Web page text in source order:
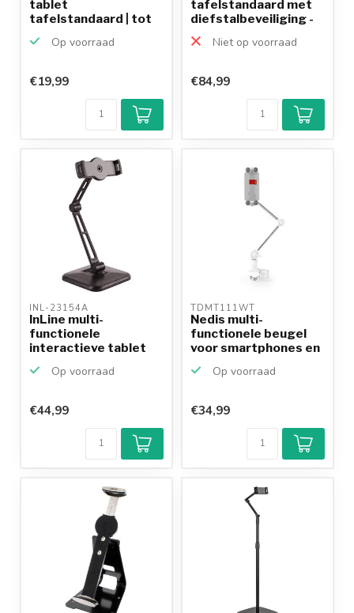
tablet
tafelstandaard | tot
Op voorraad
€19,99
tafelstandaard met
diefstalbeveiliging -
Niet op voorraad
€84,99
INL-23154A
InLine multi-
functionele
interactieve tablet
Op voorraad
€44,99
TDMT111WT
Nedis multi-
functionele beugel
voor smartphones en
Op voorraad
Klantenbeoordeling
9,2/10
Achteraf
betalen mogelijk
productkennis
€34,99